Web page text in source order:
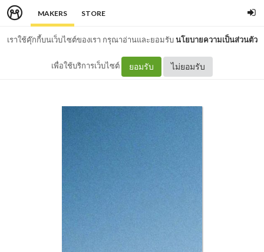
MAKERS STORE
เราใช้คุ๊กกี้บนเว็บไซต์ของเรา กรุณาอ่านและยอมรับนโยบายความเป็นส่วนตัว
เพื่อใช้บริการเว็บไซต์ ยอมรับ ไม่ยอมรับ